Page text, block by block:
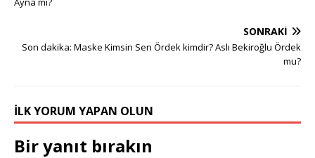
SONRAKI
Son dakika: Maske Kimsin Sen Ördek kimdir? Aslı Bekiroğlu Ördek
mu?
İLK YORUM YAPAN OLUN
Bir yanıt bırakın